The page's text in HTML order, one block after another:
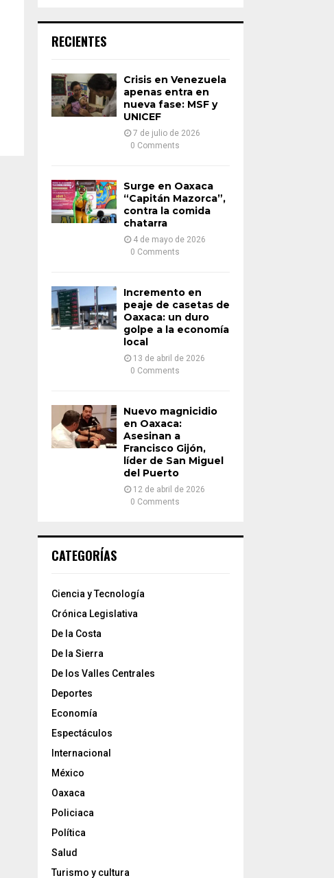
h
o
:
RECIENTES
Crisis en Venezuela
apenas entra en
nueva fase: MSF y
UNICEF
7 de julio de 2026
0 Comments
Surge en Oaxaca
“Capitán Mazorca”,
contra la comida
chatarra
4 de mayo de 2026
0 Comments
Incremento en
peaje de casetas de
Oaxaca: un duro
golpe a la economía
local
13 de abril de 2026
0 Comments
Nuevo magnicidio
en Oaxaca:
Asesinan a
Francisco Gijón,
líder de San Miguel
del Puerto
12 de abril de 2026
0 Comments
CATEGORÍAS
Ciencia y Tecnología
Crónica Legislativa
De la Costa
De la Sierra
De los Valles Centrales
Deportes
Economía
Espectáculos
Internacional
México
Oaxaca
Policiaca
Política
Salud
Turismo y cultura